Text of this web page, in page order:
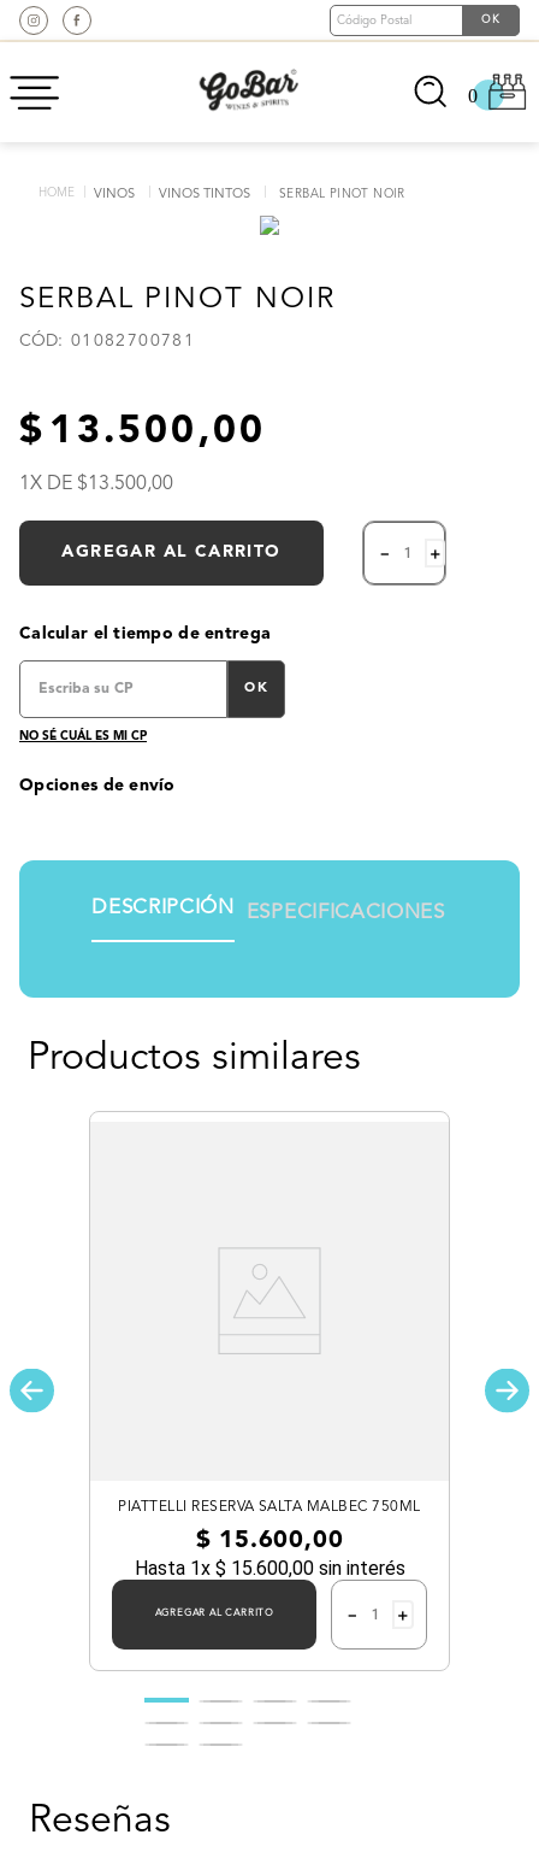
0
VINOS VINOS TINTOS SERBAL PINOT NOIR
SERBAL PINOT NOIR
: 01082700781
13.500,00
1 X DE 13.500,00
AGREGAR AL CARRITO ＋
－
Calcular el tiempo de entrega
OK
NO SÉ CUÁL ES MI CP
Opciones de envío
DESCRIPCIÓN ESPECIFICACIONES
Productos similares
PIATTELLI RESERVA SALTA MALBEC 750ML
$ 15.600,00
Hasta 1x $ 15.600,00sin interés
AGREGAR AL CARRITO ＋
－